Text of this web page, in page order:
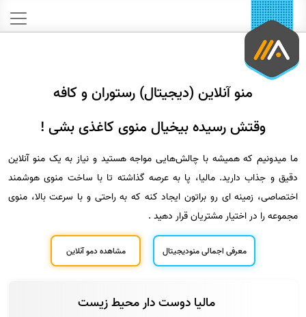
منو آنلاین (دیجیتال) رستوران و کافه
وقتش رسیده بیخیال منوی کاغذی بشی !
ما میدونیم که همیشه با چالش‌هایی مواجه هستید و نیاز به یک منو آنلاین
دقیق و جذاب دارید. مالیا، پا به عرصه گذاشته تا با ساخت منوی هوشمند
اختصاصی، زمینه ای رو براتون ايجاد کنه که به راحتی و با سرعت بالا، منوی
مجموعه را در اختیار مشتریان قرار دهید .
مشاهده دمو آنلاین معرفی اجمالی منودیجیتال
مالیا دوست دار محیط زیست